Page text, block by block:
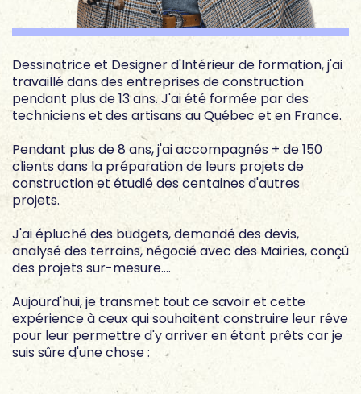
Dessinatrice et Designer d'Intérieur de formation, j'ai
travaillé dans des entreprises de construction
pendant plus de 13 ans. J'ai été formée par des
techniciens et des artisans au Québec et en France.
Pendant plus de 8 ans, j'ai accompagnés + de 150
clients dans la préparation de leurs projets de
construction et étudié des centaines d'autres
projets.
J'ai épluché des budgets, demandé des devis,
analysé des terrains, négocié avec des Mairies, conçû
des projets sur-mesure....
Aujourd'hui, je transmet tout ce savoir et cette
expérience à ceux qui souhaitent construire leur rêve
pour leur permettre d'y arriver en étant prêts car je
suis sûre d'une chose :